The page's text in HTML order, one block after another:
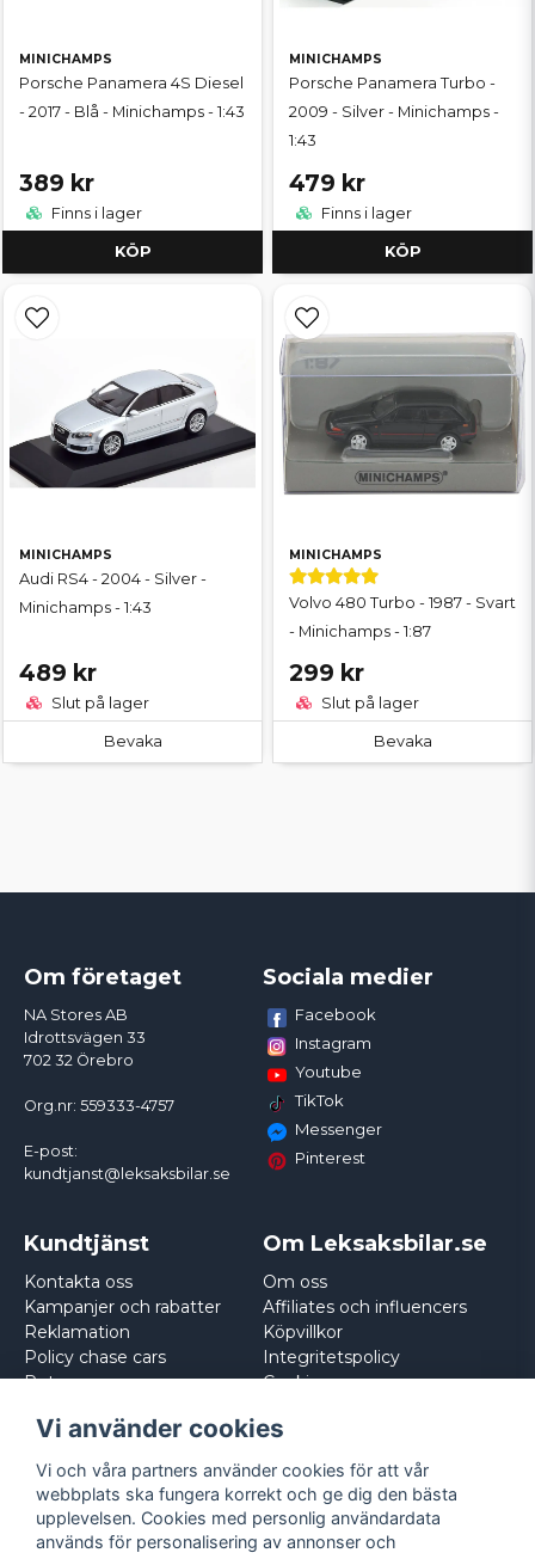
MINICHAMPS
Porsche Panamera 4S Diesel
- 2017 - Blå - Minichamps - 1:43
389 kr
Finns i lager
KÖP
MINICHAMPS
Porsche Panamera Turbo -
2009 - Silver - Minichamps -
1:43
479 kr
Finns i lager
KÖP
MINICHAMPS
Audi RS4 - 2004 - Silver -
Minichamps - 1:43
489 kr
Slut på lager
Bevaka
MINICHAMPS
Volvo 480 Turbo - 1987 - Svart
- Minichamps - 1:87
299 kr
Slut på lager
Bevaka
Om företaget
NA Stores AB
Idrottsvägen 33
702 32 Örebro
Org.nr: 559333-4757
E-post:
kundtjanst@leksaksbilar.se
Sociala medier
Facebook
Instagram
Youtube
TikTok
Messenger
Pinterest
Kundtjänst
Kontakta oss
Kampanjer och rabatter
Reklamation
Policy chase cars
Returnera
Om Leksaksbilar.se
Om oss
Affiliates och influencers
Köpvillkor
Integritetspolicy
Cookies
Vi använder cookies
Vi och våra partners använder cookies för att vår
webbplats ska fungera korrekt och ge dig den bästa
upplevelsen. Cookies med personlig användardata
används för personalisering av annonser och